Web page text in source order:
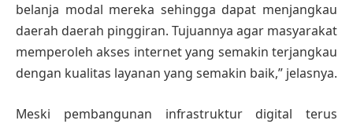
belanja modal mereka sehingga dapat menjangkau
daerah daerah pinggiran. Tujuannya agar masyarakat
memperoleh akses internet yang semakin terjangkau
dengan kualitas layanan yang semakin baik,” jelasnya.
Meski pembangunan infrastruktur digital terus